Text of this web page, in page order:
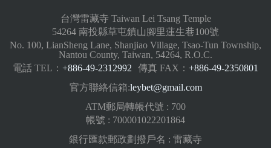
台灣雷藏寺 Taiwan Lei Tsang Temple
54264 南投縣草屯鎮山腳里蓮生巷100號
No. 100, LianSheng Lane, Shanjiao Village, Tsao-Tun Township,
Nantou County, Taiwan, 54264, R.O.C.
電話 TEL： +886-49-2312992 傳真 FAX： +886-49-2350801
官方聯絡信箱:leybet@gmail.com
ATM郵局轉帳代號 : 700
帳號 : 700001022201864
銀行匯款郵政劃撥戶名 : 雷藏寺